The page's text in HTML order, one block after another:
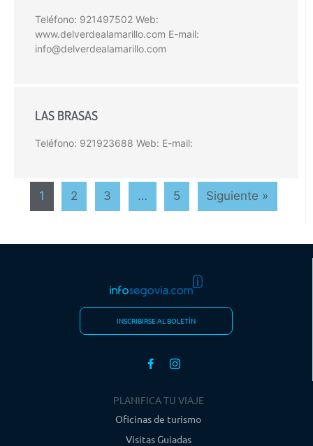
Teléfono: 921497502 Web:
www.delverdealamarillo.com E-mail:
info@delverdealamarillo.com
LAS BRASAS
Teléfono: 921923688 Web: E-mail:
1 2 3 … 5 Siguiente »
INSCRIBIRSE AL BOLETÍN
PLANIFICA TU VIAJE
Oficinas de turismo
Visitas Guiadas